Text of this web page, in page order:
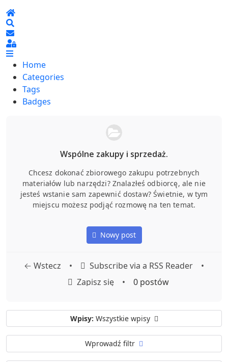
Home
Sign In
Home
Categories
Tags
Badges
Wspólne zakupy i sprzedaż.
Chcesz dokonać zbiorowego zakupu potrzebnych
materiałów lub narzędzi? Znalazłeś odbiorcę, ale nie
jesteś wstanie sam zapewnić dostaw? Świetnie, w tym
miejscu możesz podjąć rozmowę na ten temat.
Nowy post
← Wstecz • Subscribe via a RSS Reader
•
Zapisz się
• 0 postów
Wpisy: Wszystkie wpisy
Wprowadź filtr